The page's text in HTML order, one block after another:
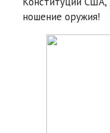
ношение оружия!